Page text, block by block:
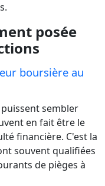
posée
boursière au
sembler
en fait être le
financière. C'est la
souvent qualifiées
de pièges à